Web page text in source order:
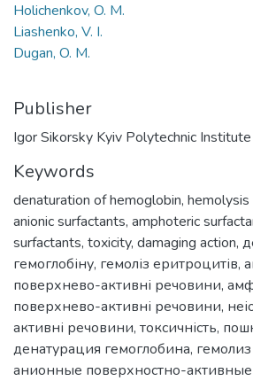
Holichenkov, O. M.
Liashenko, V. I.
Dugan, O. M.
Publisher
Igor Sikorsky Kyiv Polytechnic Institute
Keywords
denaturation of hemoglobin,
anionic surfactants, amphoteric
surfactants, toxicity, damaging action,
гемоглобіну, гемоліз еритроцитів,
поверхнево-активні речовини,
поверхнево-активні речовини,
активні речовини, токсичність,
денатурация гемоглобина,
анионные поверхностно-